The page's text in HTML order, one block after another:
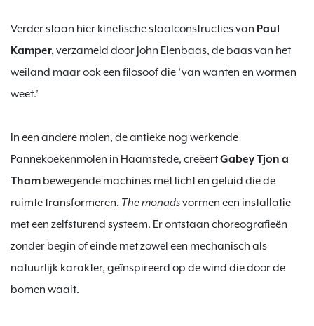
Verder staan hier kinetische staalconstructies van Paul
Kamper, verzameld door John Elenbaas, de baas van het
weiland maar ook een filosoof die ‘van wanten en wormen
weet.’
In een andere molen, de antieke nog werkende
Pannekoekenmolen in Haamstede, creëert Gabey Tjon a
Tham bewegende machines met licht en geluid die de
ruimte transformeren. The monads vormen een installatie
met een zelfsturend systeem. Er ontstaan choreografieën
zonder begin of einde met zowel een mechanisch als
natuurlijk karakter, geïnspireerd op de wind die door de
bomen waait.